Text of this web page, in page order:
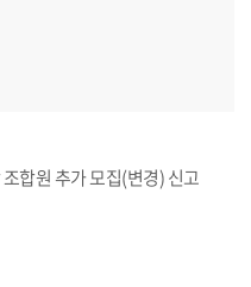
합원 추가 모집(변경) 신고